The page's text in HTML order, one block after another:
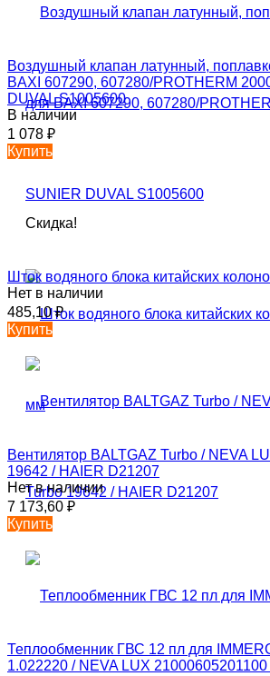
Воздушный клапан латунный,
BAXI 607290, 607280/PROTHERM
DUVAL S1005600
В наличии
1 078 ₽
Купить
Скидка!
Шток водяного блока китайских
Нет в наличии
485,10₽
Купить
Вентилятор BALTGAZ Turbo / NEVA
19642 / HAIER D21207
Нет в наличии
7 173,60 ₽
Купить
Теплообменник ГВС 12 пл для
1.022220 / NEVA LUX